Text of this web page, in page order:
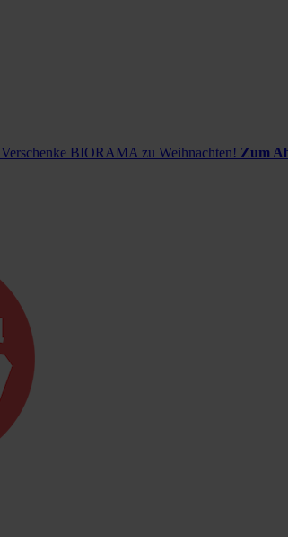
Verschenke BIORAMA zu Weihnachten! Zum